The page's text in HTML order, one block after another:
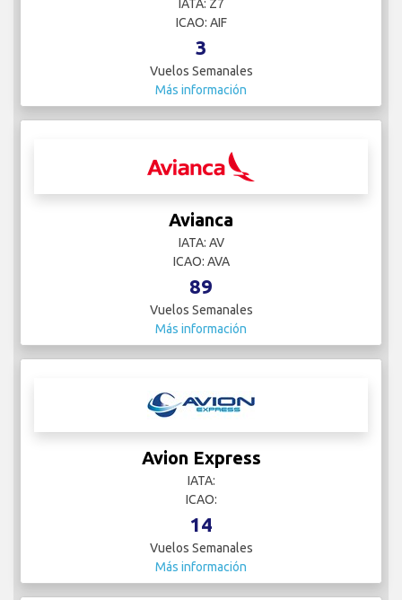
IATA: Z7
ICAO: AIF
3
Vuelos Semanales
Más información
Avianca
IATA: AV
ICAO: AVA
89
Vuelos Semanales
Más información
Avion Express
IATA:
ICAO:
14
Vuelos Semanales
Más información